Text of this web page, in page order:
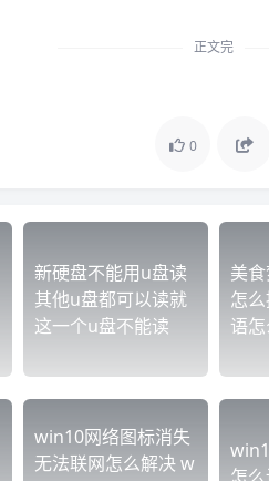
正文完
0
新硬盘不能用u盘读
其他u盘都可以读就
这一个u盘不能读
美
怎
语
win10网络图标消失
无法联网怎么解决 w